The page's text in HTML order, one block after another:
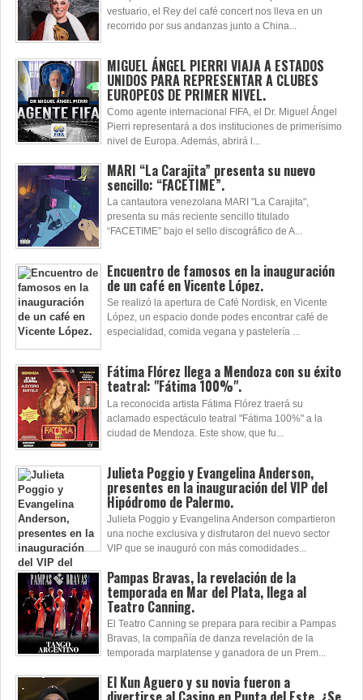
vestuario, el Rey del café concert nos lleva en un
recorrido por sus andanzas junto a China...
MIGUEL ÁNGEL PIERRI VIAJA A ESTADOS
UNIDOS PARA REPRESENTAR A CLUBES
EUROPEOS DE PRIMER NIVEL.
Como agente internacional FIFA, el Dr. Miguel Ángel
Pierri representará a dos instituciones de primerísimo
nivel de Europa. Además, abrirá l...
MARI “La Carajita” presenta su nuevo
sencillo: “FACETIME”.
La cantautora venezolana MARI "La Carajita",
presenta su más reciente sencillo titulado
“FACETIME” bajo el sello discográfico de A...
Encuentro de famosos en la inauguración
de un café en Vicente López.
Se realizó la apertura de Café Nordisk, en Vicente
López, un espacio donde podes encontrar café de
especialidad, comida vegana y pastelería ...
Fátima Flórez llega a Mendoza con su éxito
teatral: "Fátima 100%".
La reconocida artista Fátima Flórez traerá su
aclamado espectáculo teatral "Fátima 100%" a la
ciudad de Mendoza. Este show, que fu...
Julieta Poggio y Evangelina Anderson,
presentes en la inauguración del VIP del
Hipódromo de Palermo.
Julieta Poggio y Evangelina Anderson compartieron
una noche exclusiva y disfrutaron del nuevo sector
VIP que se inauguró con más comodidades...
Pampas Bravas, la revelación de la
temporada en Mar del Plata, llega al
Teatro Canning.
El Teatro Canning se prepara para recibir a Pampas
Bravas, la compañía de danza revelación de la
temporada marplatense y ganadora de un Prem...
El Kun Aguero y su novia fueron a